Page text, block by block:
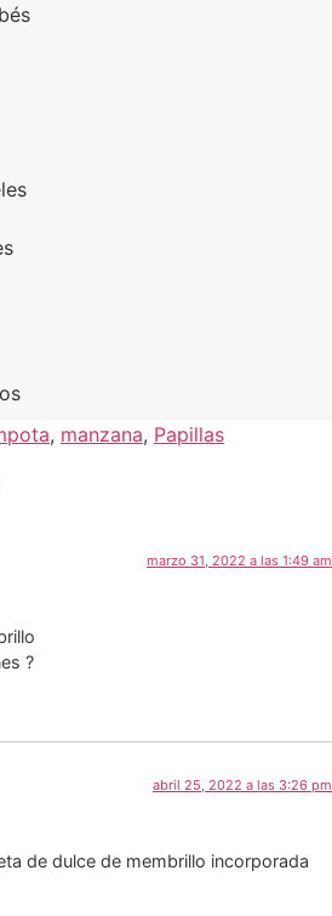
, manzana, Papillas
marzo 31, 2022 a las 1:49 am
?
abril 25, 2022 a las 3:26 pm
de dulce de membrillo incorporada